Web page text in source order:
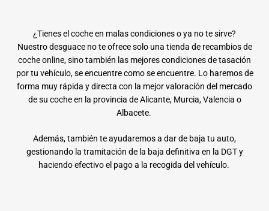
¿Tienes el coche en malas condiciones o ya no te sirve?
Nuestro desguace no te ofrece solo una tienda de recambios de
coche online, sino también las mejores condiciones de tasación
por tu vehículo, se encuentre como se encuentre. Lo haremos de
forma muy rápida y directa con la mejor valoración del mercado
de su coche en la provincia de Alicante, Murcia, Valencia o
Albacete.
Además, también te ayudaremos a dar de baja tu auto,
gestionando la tramitación de la baja definitiva en la DGT y
haciendo efectivo el pago a la recogida del vehículo.